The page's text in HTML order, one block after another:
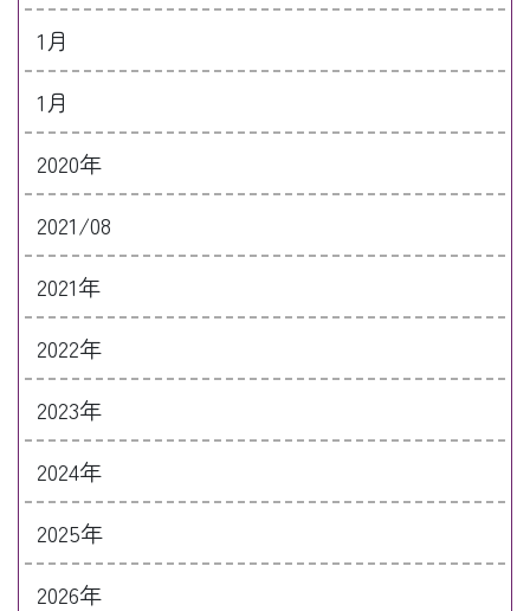
1月
1月
2020年
2021/08
2021年
2022年
2023年
2024年
2025年
2026年